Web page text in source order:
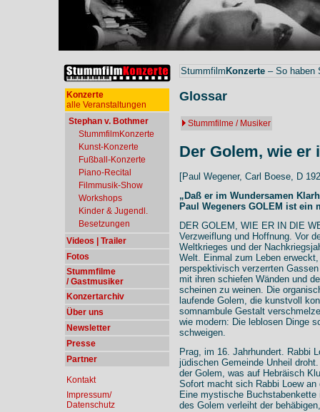
Konzerte
alle Veranstaltungen
Stephan v. Bothmer
StummfilmKonzerte
Kunst-Konzerte
Fußball-Konzerte
Piano-Recital
Filmmusik-Show
Workshops
Kinder & Jugendl.
Besetzungen
Videos | Trailer
Fotos
Stummfilme
/ Gastmusiker
Konzertarchiv
Über uns
Newsletter
Presse
Partner
Kontakt
Impressum/
Datenschutz
Stummfilm Konzerte – So haben
Glossar
Stummfilme / Musiker
Der Golem, wie er
[Paul Wegener, Carl Boese, D
„Daß er im Wundersamen
Paul Wegeners GOLEM ist ein
DER GOLEM, WIE ER IN DIE
Verzweiflung und Hoffnung. Vor
Weltkrieges und der
Welt. Einmal zum Leben
perspektivisch verzerrten
mit ihren schiefen Wänden und
scheinen zu weinen. Die
laufende Golem, die kunstvoll
somnambule Gestalt
wie modern: Die leblosen Dinge
schweigen.
Prag, im 16. Jahrhundert. Rabbi
jüdischen Gemeinde Unheil
der Golem, was auf Hebräisch
Sofort macht sich Rabbi Loew
Eine mystische
des Golem verleiht der